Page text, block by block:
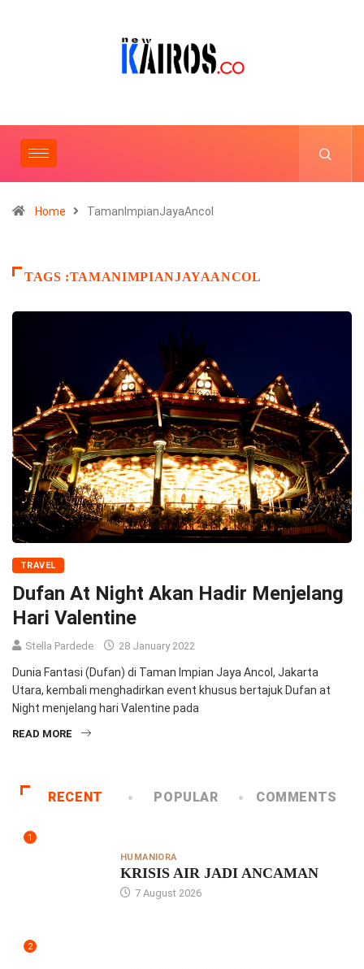
Home TamanImpianJayaAncol
TAGS :TAMANIMPIANJAYAANCOL
TRAVEL
Dufan At Night Akan Hadir Menjelang
Hari Valentine
Stella Pardede 28 January 2022
Dunia Fantasi (Dufan) di Taman Impian Jaya Ancol, Jakarta
Utara, kembali menghadirkan event khusus bertajuk Dufan at
Night menjelang hari Valentine pada
READ MORE
RECENT POPULAR COMMENTS
1
HUMANIORA
KRISIS AIR JADI ANCAMAN
7 August 2026
2